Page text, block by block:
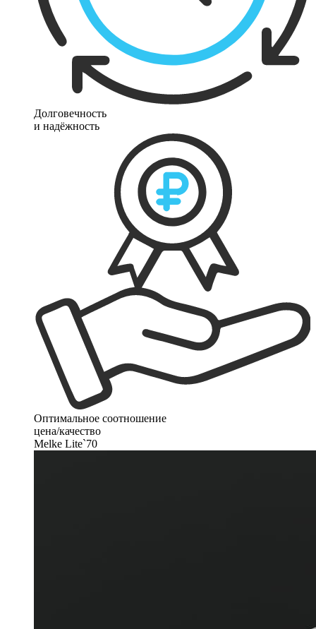
Долговечность
и надёжность
Оптимальное соотношение
цена/качество
Melke Lite`70